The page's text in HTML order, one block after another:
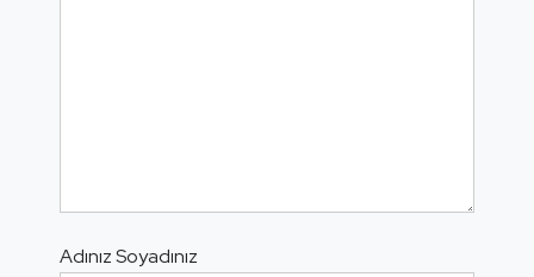
Adınız Soyadınız